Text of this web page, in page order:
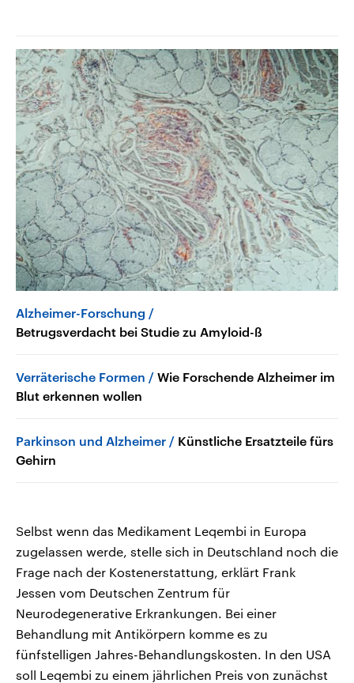
Alzheimer-Forschung
Betrugsverdacht bei Studie zu Amyloid-ß
Verräterische Formen
Wie Forschende Alzheimer im
Blut erkennen wollen
Parkinson und Alzheimer
Künstliche Ersatzteile fürs
Gehirn
Selbst wenn das Medikament Leqembi in Europa
zugelassen werde, stelle sich in Deutschland noch die
Frage nach der Kostenerstattung, erklärt Frank
Jessen vom Deutschen Zentrum für
Neurodegenerative Erkrankungen. Bei einer
Behandlung mit Antikörpern komme es zu
fünfstelligen Jahres-Behandlungskosten. In den USA
soll Leqembi zu einem jährlichen Preis von zunächst